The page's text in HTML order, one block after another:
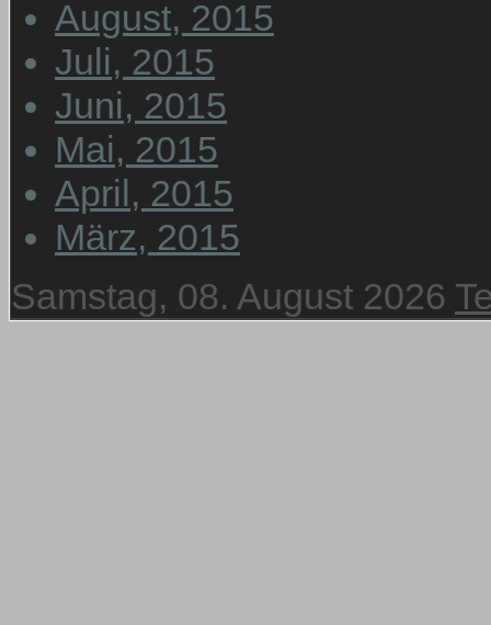
August, 2015
Juli, 2015
Juni, 2015
Mai, 2015
April, 2015
März, 2015
Samstag, 08. August 2026